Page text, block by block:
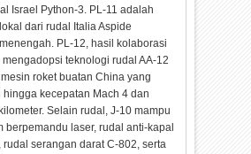
Israel Python-3. PL-11 adalah
dari rudal Italia Aspide
PL-12, hasil kolaborasi
teknologi rudal AA-12
roket buatan China yang
hingga kecepatan Mach 4 dan
Selain rudal, J-10 mampu
berpemandu laser, rudal anti-kapal
rudal serangan darat C-802, serta